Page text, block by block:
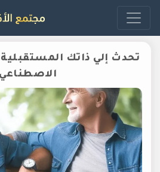
تحدث إلي ذاتك